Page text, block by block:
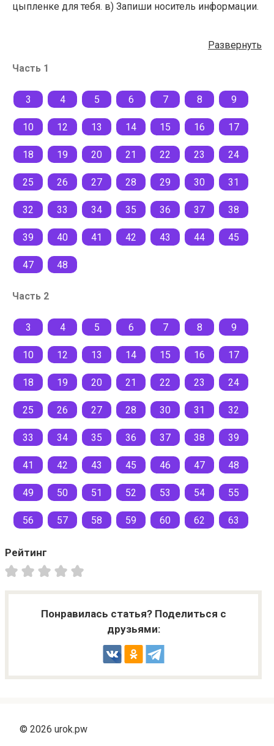
цыпленке для тебя. в) Запиши носитель информации.
Развернуть
Часть 1
3 4 5 6 7 8 9
10 12 13 14 15 16 17
18 19 20 21 22 23 24
25 26 27 28 29 30 31
32 33 34 35 36 37 38
39 40 41 42 43 44 45
47 48
Часть 2
3 4 5 6 7 8 9
10 12 13 14 15 16 17
18 19 20 21 22 23 24
25 26 27 28 30 31 32
33 34 35 36 37 38 39
41 42 43 45 46 47 48
49 50 51 52 53 54 55
56 57 58 59 60 62 63
Рейтинг
Понравилась статья? Поделиться с
друзьями:
© 2026 urok.pw